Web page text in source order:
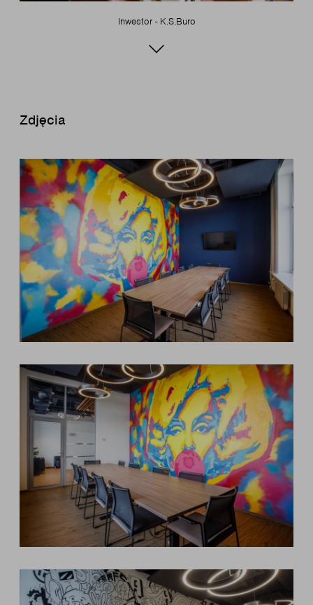
Inwestor - K.S.Buro
Zdjęcia